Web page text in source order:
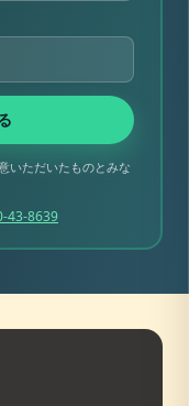
いただいたものとみな
43-8639